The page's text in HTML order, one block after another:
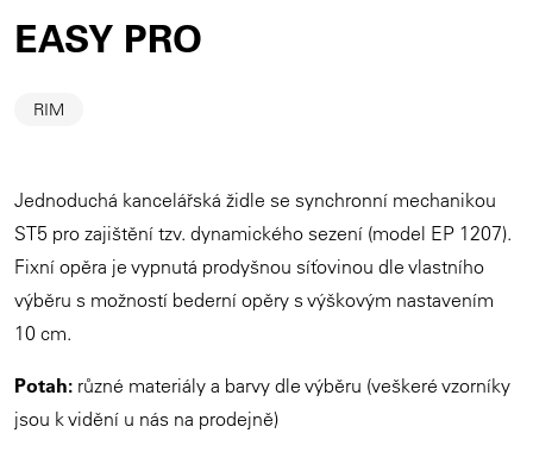
EASY PRO
RIM
Jednoduchá kancelářská židle se synchronní mechanikou
ST5 pro zajištění tzv. dynamického sezení (model EP 1207).
Fixní opěra je vypnutá prodyšnou síťovinou dle vlastního
výběru s možností bederní opěry s výškovým nastavením
10 cm.
Potah: různé materiály a barvy dle výběru (veškeré vzorníky
jsou k vidění u nás na prodejně)